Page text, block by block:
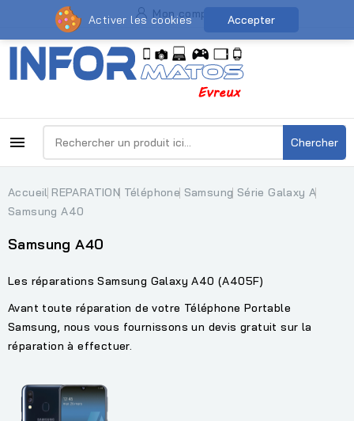
Mon compte
 Chercher
Accueil REPARATION Téléphone Samsung Série Galaxy A
Samsung A40
Samsung A40
Les réparations Samsung Galaxy A40 (A405F)
Avant toute réparation de votre Téléphone Portable
Samsung, nous vous fournissons un devis gratuit sur la
réparation à effectuer.
Activer les cookies Accepter